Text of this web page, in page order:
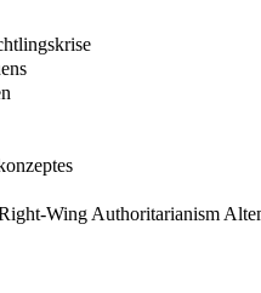
Wing Authoritarianism